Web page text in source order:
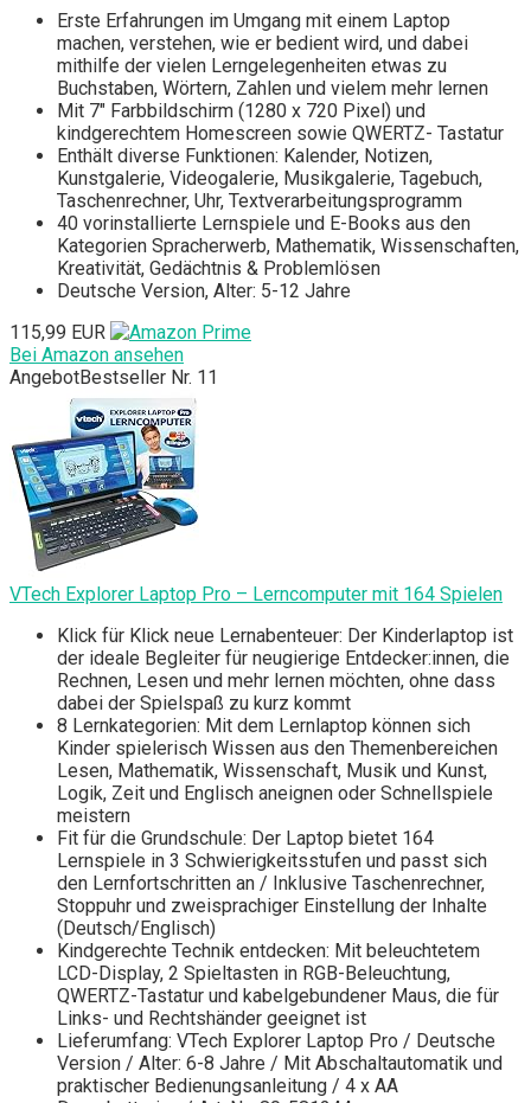
Erste Erfahrungen im Umgang mit einem Laptop
machen, verstehen, wie er bedient wird, und dabei
mithilfe der vielen Lerngelegenheiten etwas zu
Buchstaben, Wörtern, Zahlen und vielem mehr lernen
Mit 7" Farbbildschirm (1280 x 720 Pixel) und
kindgerechtem Homescreen sowie QWERTZ- Tastatur
Enthält diverse Funktionen: Kalender, Notizen,
Kunstgalerie, Videogalerie, Musikgalerie, Tagebuch,
Taschenrechner, Uhr, Textverarbeitungsprogramm
40 vorinstallierte Lernspiele und E-Books aus den
Kategorien Spracherwerb, Mathematik, Wissenschaften,
Kreativität, Gedächtnis & Problemlösen
Deutsche Version, Alter: 5-12 Jahre
115,99 EUR
Bei Amazon ansehen
AngebotBestseller Nr. 11
VTech Explorer Laptop Pro – Lerncomputer mit 164 Spielen
Klick für Klick neue Lernabenteuer: Der Kinderlaptop ist
der ideale Begleiter für neugierige Entdecker:innen, die
Rechnen, Lesen und mehr lernen möchten, ohne dass
dabei der Spielspaß zu kurz kommt
8 Lernkategorien: Mit dem Lernlaptop können sich
Kinder spielerisch Wissen aus den Themenbereichen
Lesen, Mathematik, Wissenschaft, Musik und Kunst,
Logik, Zeit und Englisch aneignen oder Schnellspiele
meistern
Fit für die Grundschule: Der Laptop bietet 164
Lernspiele in 3 Schwierigkeitsstufen und passt sich
den Lernfortschritten an / Inklusive Taschenrechner,
Stoppuhr und zweisprachiger Einstellung der Inhalte
(Deutsch/Englisch)
Kindgerechte Technik entdecken: Mit beleuchtetem
LCD-Display, 2 Spieltasten in RGB-Beleuchtung,
QWERTZ-Tastatur und kabelgebundener Maus, die für
Links- und Rechtshänder geeignet ist
Lieferumfang: VTech Explorer Laptop Pro / Deutsche
Version / Alter: 6-8 Jahre / Mit Abschaltautomatik und
praktischer Bedienungsanleitung / 4 x AA